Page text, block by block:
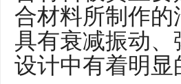
合材料所制作
具有衰减振动
设计中有着明